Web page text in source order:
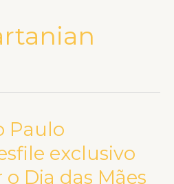
Paulo
exclusivo
Dia das Mães